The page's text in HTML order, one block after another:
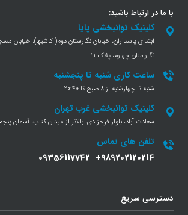
با ما در ارتباط باشید:
کلینیک توانبخشی پایا
ابتدای پاسداران، خیابان نگارستان دوم( کاشیها)، خیابان
نگارستان چهارم، پلاک 11
ساعت کاری شنبه تا پنجشنبه
شنبه تا چهارشنبه از 8 صبح تا 20:40
کلینیک توانبخشی غرب تهران
سعادت آباد، بلوار فرحزادی، بالاتر از میدان کتاب، آسمان پنجم
تلفن های تماس
+989202120214
-
09356117742
دسترسی سریع